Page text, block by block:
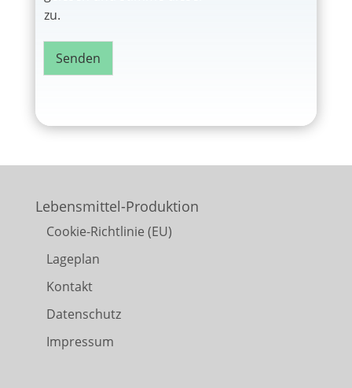
zu.
Senden
Lebensmittel-Produktion
Cookie-Richtlinie (EU)
Lageplan
Kontakt
Datenschutz
Impressum